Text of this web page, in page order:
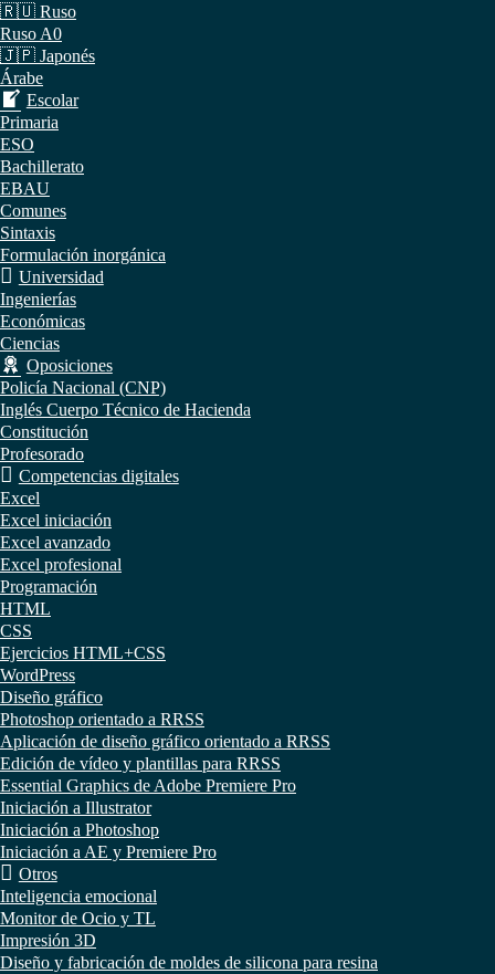
🇷🇺 Ruso
Ruso A0
🇯🇵 Japonés
Árabe
Escolar
Primaria
ESO
Bachillerato
EBAU
Comunes
Sintaxis
Formulación inorgánica
Universidad
Ingenierías
Económicas
Ciencias
Oposiciones
Policía Nacional (CNP)
Inglés Cuerpo Técnico de Hacienda
Constitución
Profesorado
Competencias digitales
Excel
Excel iniciación
Excel avanzado
Excel profesional
Programación
HTML
CSS
Ejercicios HTML+CSS
WordPress
Diseño gráfico
Photoshop orientado a RRSS
Aplicación de diseño gráfico orientado a RRSS
Edición de vídeo y plantillas para RRSS
Essential Graphics de Adobe Premiere Pro
Iniciación a Illustrator
Iniciación a Photoshop
Iniciación a AE y Premiere Pro
Otros
Inteligencia emocional
Monitor de Ocio y TL
Impresión 3D
Diseño y fabricación de moldes de silicona para resina